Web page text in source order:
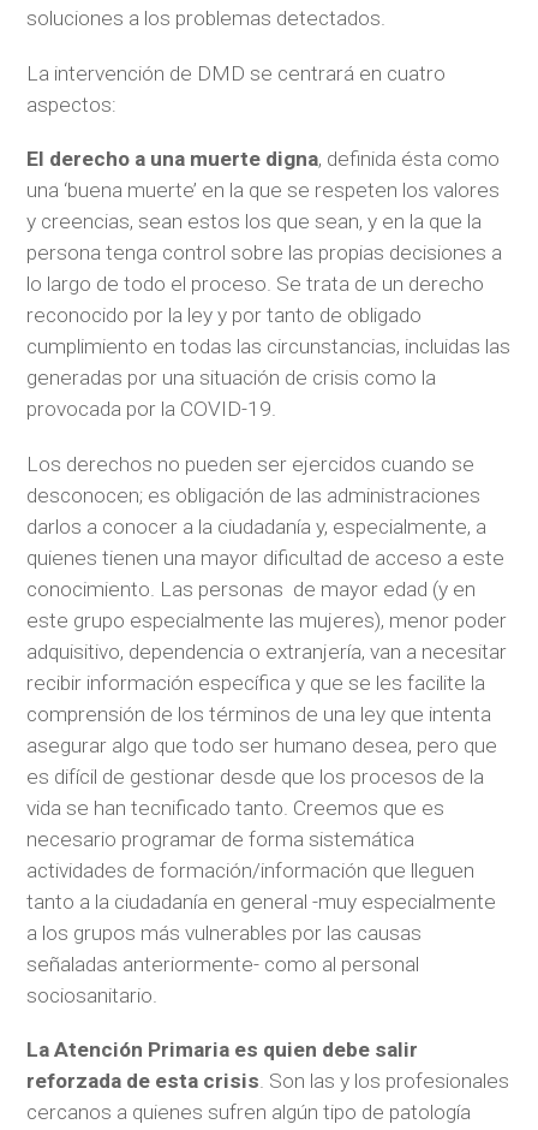
soluciones a los problemas detectados.
La intervención de DMD se centrará en cuatro
aspectos:
El derecho a una muerte digna, definida ésta como
una ‘buena muerte’ en la que se respeten los valores
y creencias, sean estos los que sean, y en la que la
persona tenga control sobre las propias decisiones a
lo largo de todo el proceso. Se trata de un derecho
reconocido por la ley y por tanto de obligado
cumplimiento en todas las circunstancias, incluidas las
generadas por una situación de crisis como la
provocada por la COVID-19.
Los derechos no pueden ser ejercidos cuando se
desconocen; es obligación de las administraciones
darlos a conocer a la ciudadanía y, especialmente, a
quienes tienen una mayor dificultad de acceso a este
conocimiento. Las personas de mayor edad (y en
este grupo especialmente las mujeres), menor poder
adquisitivo, dependencia o extranjería, van a necesitar
recibir información específica y que se les facilite la
comprensión de los términos de una ley que intenta
asegurar algo que todo ser humano desea, pero que
es difícil de gestionar desde que los procesos de la
vida se han tecnificado tanto. Creemos que es
necesario programar de forma sistemática
actividades de formación/información que lleguen
tanto a la ciudadanía en general -muy especialmente
a los grupos más vulnerables por las causas
señaladas anteriormente- como al personal
sociosanitario.
La Atención Primaria es quien debe salir
reforzada de esta crisis. Son las y los profesionales
cercanos a quienes sufren algún tipo de patología